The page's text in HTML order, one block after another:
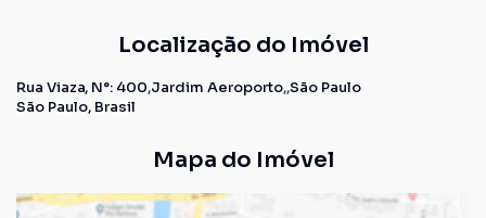
Localização do Imóvel
Rua Viaza, N°: 400 Jardim Aeroporto São Paulo
São Paulo, Brasil
Mapa do Imóvel